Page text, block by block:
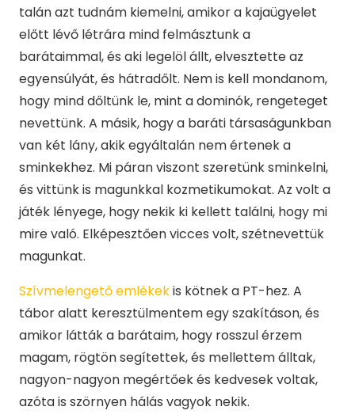
talán azt tudnám kiemelni, amikor a kajaügyelet
előtt lévő létrára mind felmásztunk a
barátaimmal, és aki legelöl állt, elvesztette az
egyensúlyát, és hátradőlt. Nem is kell mondanom,
hogy mind dőltünk le, mint a dominók, rengeteget
nevettünk. A másik, hogy a baráti társaságunkban
van két lány, akik egyáltalán nem értenek a
sminkekhez. Mi páran viszont szeretünk sminkelni,
és vittünk is magunkkal kozmetikumokat. Az volt a
játék lényege, hogy nekik ki kellett találni, hogy mi
mire való. Elképesztően vicces volt, szétnevettük
magunkat.
Szívmelengető emlékekis kötnek a PT-hez. A
tábor alatt keresztülmentem egy szakításon, és
amikor látták a barátaim, hogy rosszul érzem
magam, rögtön segítettek, és mellettem álltak,
nagyon-nagyon megértőek és kedvesek voltak,
azóta is szörnyen hálás vagyok nekik.